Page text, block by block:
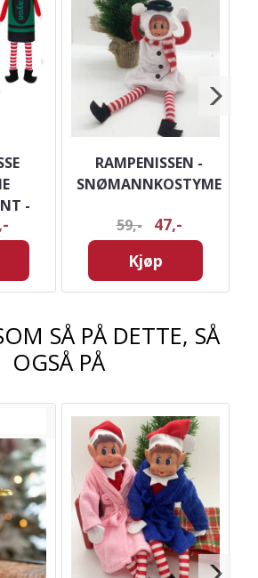
-
RAMPENISSEN -
SNØMANNKOSTYME
59,-
47,-
Kjøp
SÅ PÅ DETTE, SÅ
OGSÅ PÅ